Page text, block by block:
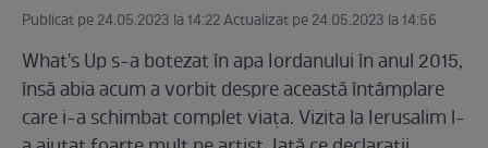
Publicat pe 24.05.2023 la 14:22 Actualizat pe 24.05.2023 la 14:56
What's Up s-a botezat în apa Iordanului în anul 2015,
însă abia acum a vorbit despre această întâmplare
care i-a schimbat complet viața. Vizita la Ierusalim l-